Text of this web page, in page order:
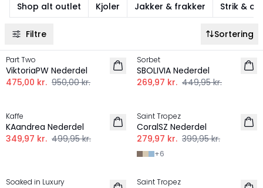
Shop alt outlet Kjoler Jakker & frakker Strik &
Filtre Sortering
-50%
Part Two
ViktoriaPW Nederdel
475,00 kr. 950,00 kr.
Sorbet
SBOLIVIA Nederdel
269,97 kr. 449,95 kr.
Kaffe
KAandrea Nederdel
349,97 kr. 499,95 kr.
Saint Tropez
CoralSZ Nederdel
279,97 kr. 399,95 kr.
+6
Soaked in Luxury
-30%
Saint Tropez